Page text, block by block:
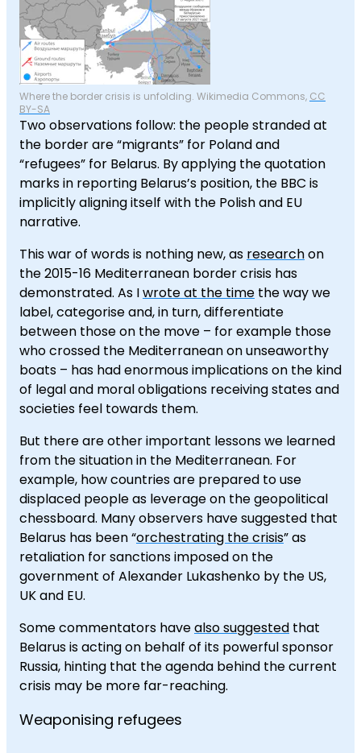
Where the border crisis is unfolding. Wikimedia Commons, CC
BY-SA
Two observations follow: the people stranded at
the border are “migrants” for Poland and
“refugees” for Belarus. By applying the quotation
marks in reporting Belarus’s position, the BBC is
implicitly aligning itself with the Polish and EU
narrative.
This war of words is nothing new, as researchon
the 2015-16 Mediterranean border crisis has
demonstrated. As Iwrote at the time the way we
label, categorise and, in turn, differentiate
between those on the move – for example those
who crossed the Mediterranean on unseaworthy
boats – has had enormous implications on the kind
of legal and moral obligations receiving states and
societies feel towards them.
But there are other important lessons we learned
from the situation in the Mediterranean. For
example, how countries are prepared to use
displaced people as leverage on the geopolitical
chessboard. Many observers have suggested that
Belarus has been “orchestrating the crisis” as
retaliation for sanctions imposed on the
government of Alexander Lukashenko by the US,
UK and EU.
Some commentators havealso suggested that
Belarus is acting on behalf of its powerful sponsor
Russia, hinting that the agenda behind the current
crisis may be more far-reaching.
Weaponising refugees